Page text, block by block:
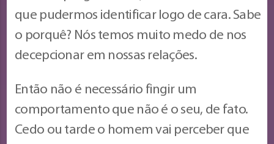
que pudermos identificar logo de cara. Sabe
o porquê? Nós temos muito medo de nos
decepcionar em nossas relações.
Então não é necessário fingir um
comportamento que não é o seu, de fato.
Cedo ou tarde o homem vai perceber que